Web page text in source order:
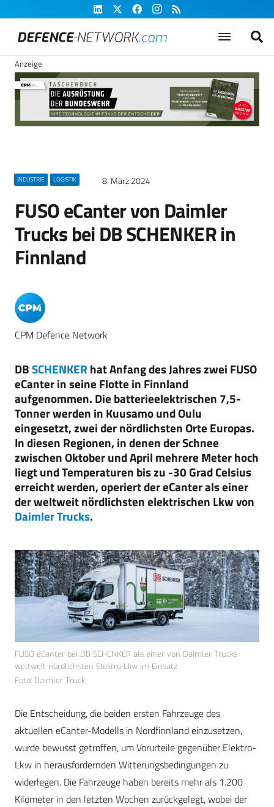
Anzeige
INDUSTRIE LOGISTIK 8. März 2024
FUSO eCanter von Daimler
Trucks bei DB SCHENKER in
Finnland
CPM Defence Network
DBSCHENKER hat Anfang des Jahres zwei FUSO
eCanter in seine Flotte in Finnland
aufgenommen. Die batterieelektrischen 7,5-
Tonner werden in Kuusamo und Oulu
eingesetzt, zwei der nördlichsten Orte Europas.
In diesen Regionen, in denen der Schnee
zwischen Oktober und April mehrere Meter hoch
liegt und Temperaturen bis zu -30 Grad Celsius
erreicht werden, operiert der eCanter als einer
der weltweit nördlichsten elektrischen Lkw von
Daimler Trucks.
FUSO eCanter bei DB SCHENKER als einer von Daimler Trucks
weltweit nördlichsten Elektro-Lkw im Einsatz.
Foto: Daimler Truck
Die Entscheidung, die beiden ersten Fahrzeuge des
aktuellen eCanter-Modells in Nordfinnland einzusetzen,
wurde bewusst getroffen, um Vorurteile gegenüber Elektro-
Lkw in herausfordernden Witterungsbedingungen zu
widerlegen. Die Fahrzeuge haben bereits mehr als 1.200
Kilometer in den letzten Wochen zurückgelegt, wobei der